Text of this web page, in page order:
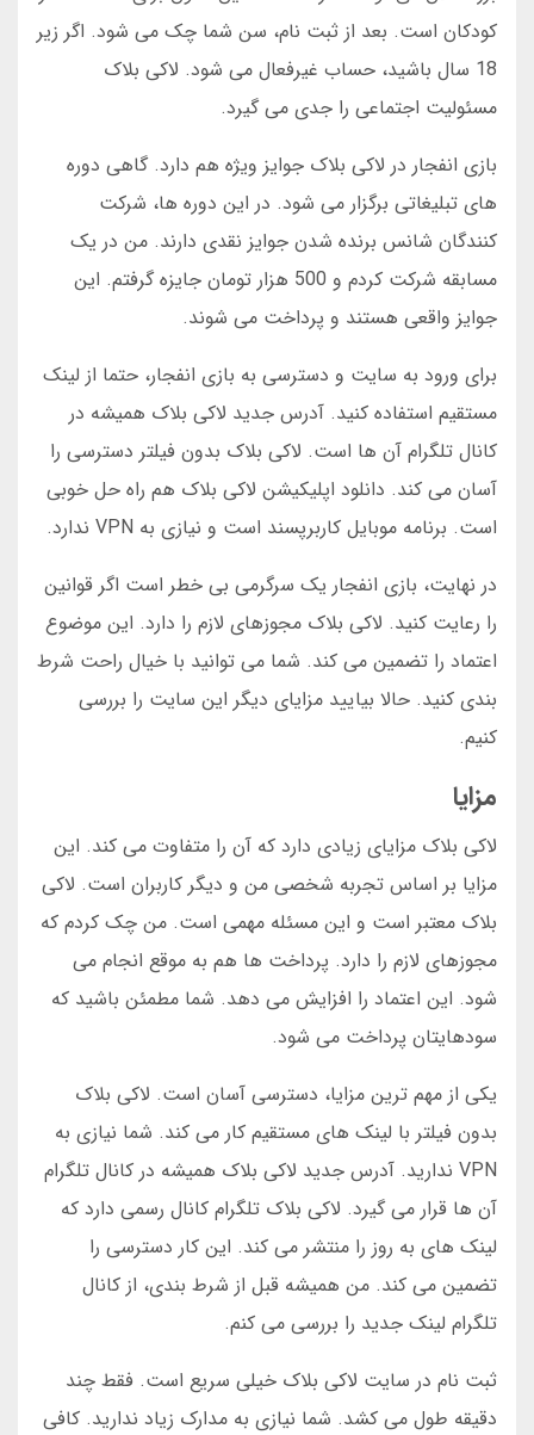
کودکان است. بعد از ثبت نام، سن شما چک می شود. اگر زیر
18 سال باشید، حساب غیرفعال می شود. لاکی بلاک
مسئولیت اجتماعی را جدی می گیرد.
بازی انفجار در لاکی بلاک جوایز ویژه هم دارد. گاهی دوره
های تبلیغاتی برگزار می شود. در این دوره ها، شرکت
کنندگان شانس برنده شدن جوایز نقدی دارند. من در یک
مسابقه شرکت کردم و 500 هزار تومان جایزه گرفتم. این
جوایز واقعی هستند و پرداخت می شوند.
برای ورود به سایت و دسترسی به بازی انفجار، حتما از لینک
مستقیم استفاده کنید. آدرس جدید لاکی بلاک همیشه در
کانال تلگرام آن ها است. لاکی بلاک بدون فیلتر دسترسی را
آسان می کند. دانلود اپلیکیشن لاکی بلاک هم راه حل خوبی
است. برنامه موبایل کاربرپسند است و نیازی به VPN ندارد.
در نهایت، بازی انفجار یک سرگرمی بی خطر است اگر قوانین
را رعایت کنید. لاکی بلاک مجوزهای لازم را دارد. این موضوع
اعتماد را تضمین می کند. شما می توانید با خیال راحت شرط
بندی کنید. حالا بیایید مزایای دیگر این سایت را بررسی
کنیم.
مزایا
لاکی بلاک مزایای زیادی دارد که آن را متفاوت می کند. این
مزایا بر اساس تجربه شخصی من و دیگر کاربران است. لاکی
بلاک معتبر است و این مسئله مهمی است. من چک کردم که
مجوزهای لازم را دارد. پرداخت ها هم به موقع انجام می
شود. این اعتماد را افزایش می دهد. شما مطمئن باشید که
سودهایتان پرداخت می شود.
یکی از مهم ترین مزایا، دسترسی آسان است. لاکی بلاک
بدون فیلتر با لینک های مستقیم کار می کند. شما نیازی به
VPN ندارید. آدرس جدید لاکی بلاک همیشه در کانال تلگرام
آن ها قرار می گیرد. لاکی بلاک تلگرام کانال رسمی دارد که
لینک های به روز را منتشر می کند. این کار دسترسی را
تضمین می کند. من همیشه قبل از شرط بندی، از کانال
تلگرام لینک جدید را بررسی می کنم.
ثبت نام در سایت لاکی بلاک خیلی سریع است. فقط چند
دقیقه طول می کشد. شما نیازی به مدارک زیاد ندارید. کافی